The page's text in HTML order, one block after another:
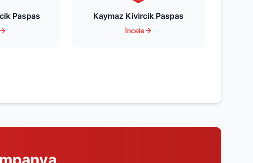
Paspas Kaymaz Kivircik Paspas
İncele